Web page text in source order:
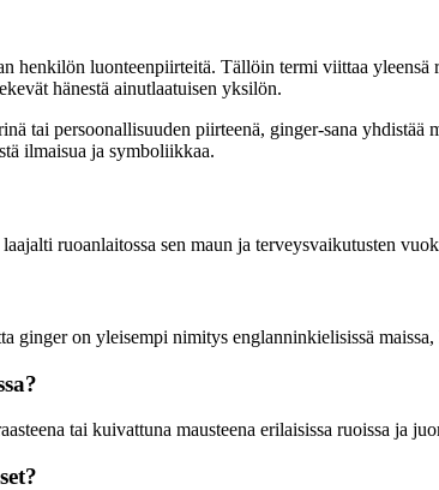
henkilön luonteenpiirteitä. Tällöin termi viittaa
hänestä ainutlaatuisen yksilön.
tai persoonallisuuden piirteenä, ginger-sana
ilmaisua ja symboliikkaa.
ruoanlaitossa sen maun ja terveysvaikutusten
on yleisempi nimitys englanninkielisissä
tai kuivattuna mausteena erilaisissa ruoissa ja